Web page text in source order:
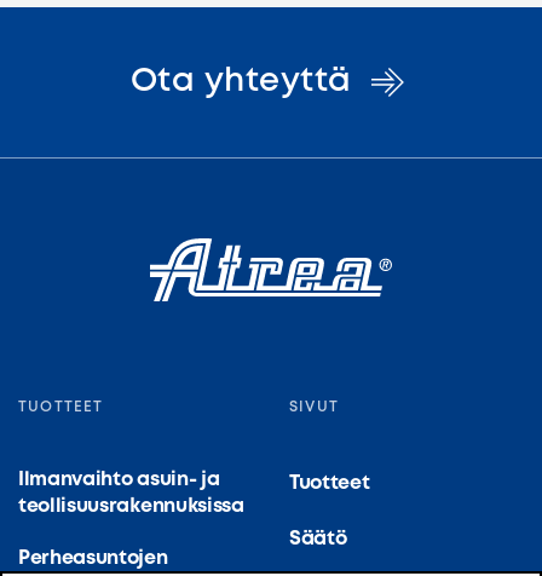
Ota yhteyttä
TUOTTEET
Ilmanvaihto asuin- ja
teollisuusrakennuksissa
Perheasuntojen
SIVUT
Tuotteet
Säätö